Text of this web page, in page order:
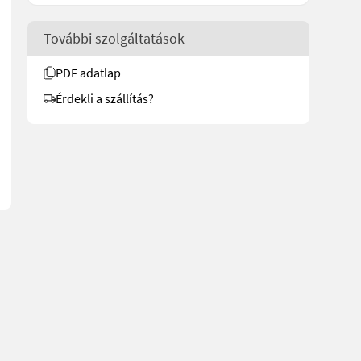
See en.landbrukssalg.no/8662 for more images
További szolgáltatások
PDF adatlap
Érdekli a szállítás?